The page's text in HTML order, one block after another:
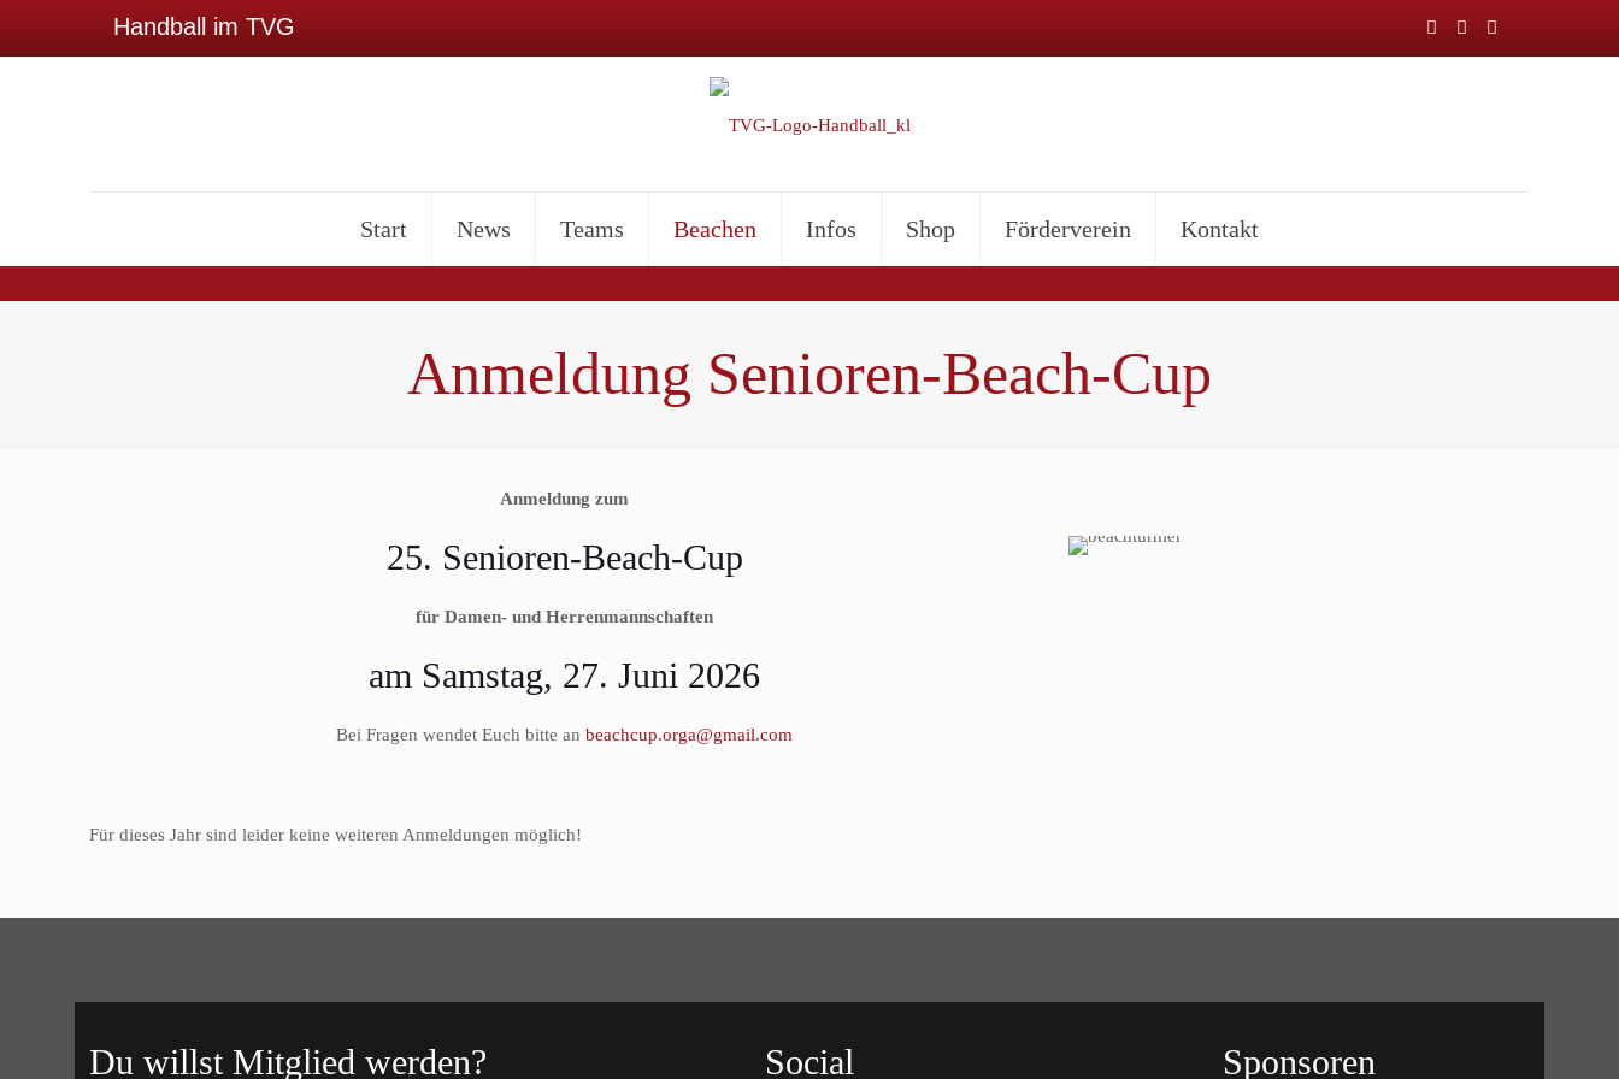
Handball im TVG
Start News Teams Beachen Infos Shop Förderverein Kontakt
Anmeldung Senioren-Beach-Cup
Anmeldung zum
25. Senioren-Beach-Cup
für Damen- und Herrenmannschaften
am Samstag, 27. Juni 2026
Bei Fragen wendet Euch bitte anbeachcup.orga@gmail.com
Für dieses Jahr sind leider keine weiteren Anmeldungen möglich!
Du willst Mitglied werden? Social Sponsoren